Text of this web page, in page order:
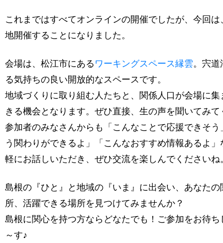
これまではすべてオンラインの開催でしたが、今回は
地開催することになりました。
会場は、松江市にある ワーキングスペース縁雲。宍道
る気持ちの良い開放的なスペースです。
地域づくりに取り組む人たちと、関係人口が会場に集
きる機会となります。ぜひ直接、生の声を聞いてみて
参加者のみなさんからも「こんなことで応援できそう
う関わりができるよ」「こんなおすすめ情報あるよ」
軽にお話しいただき、ぜひ交流を楽しんでくださいね
島根の『ひと』と地域の『いま』に出会い、あなたの
所、活躍できる場所を見つけてみませんか？
島根に関心を持つ方ならどなたでも！ご参加をお待ち
～す♪